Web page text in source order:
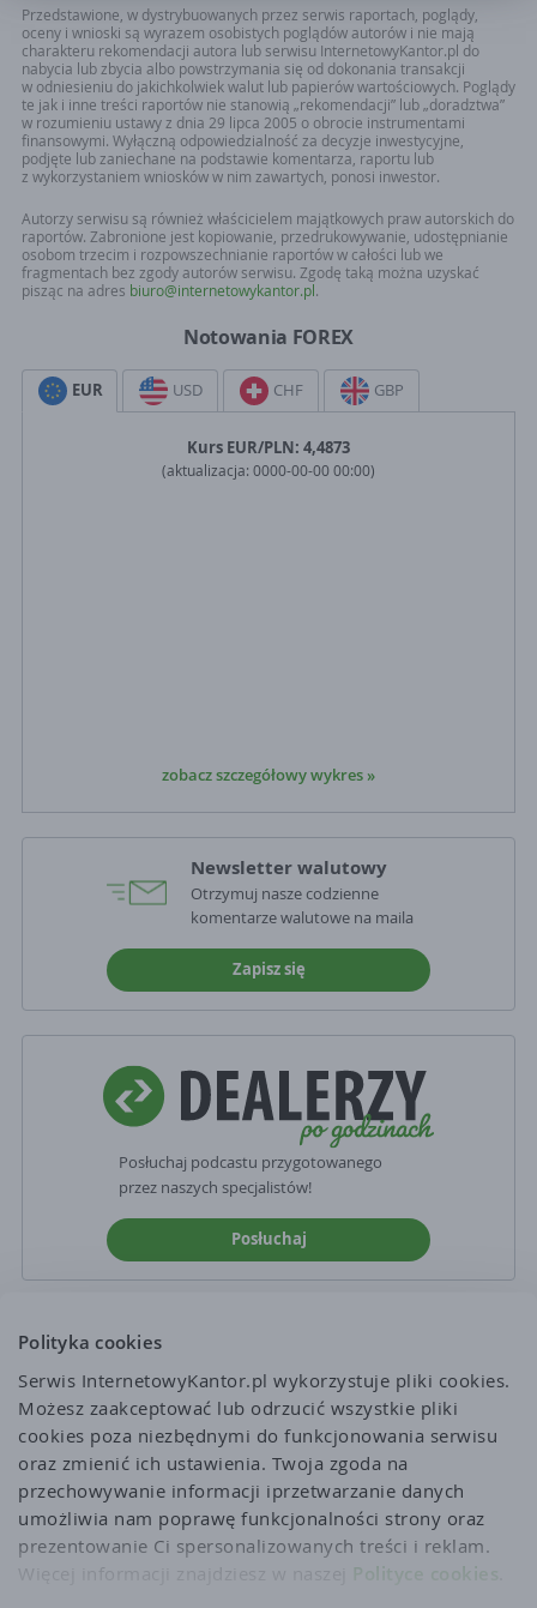
Polityka cookies
Serwis InternetowyKantor.pl wykorzystuje pliki cookies.
Możesz zaakceptować lub odrzucić wszystkie pliki
cookies poza niezbędnymi do funkcjonowania serwisu
oraz zmienić ich ustawienia. Twoja zgoda na
przechowywanie informacji iprzetwarzanie danych
umożliwia nam poprawę funkcjonalności strony oraz
prezentowanie Ci spersonalizowanych treści i reklam.
Więcej informacji znajdziesz w naszej
Polityce cookies
Przedstawione, w dystrybuowanych przez serwis raportach, poglądy,
oceny i wnioski są wyrazem osobistych poglądów autorów i nie mają
charakteru rekomendacji autora lub serwisu InternetowyKantor.pl do
nabycia lub zbycia albo powstrzymania się od dokonania transakcji
w odniesieniu do jakichkolwiek walut lub papierów wartościowych. Poglądy
te jak i inne treści raportów nie stanowią „rekomendacji” lub „doradztwa”
w rozumieniu ustawy z dnia 29 lipca 2005 o obrocie instrumentami
finansowymi. Wyłączną odpowiedzialność za decyzje inwestycyjne,
podjęte lub zaniechane na podstawie komentarza, raportu lub
z wykorzystaniem wniosków w nim zawartych, ponosi inwestor.
Autorzy serwisu są również właścicielem majątkowych praw autorskich do
raportów. Zabronione jest kopiowanie, przedrukowywanie, udostępnianie
osobom trzecim i rozpowszechnianie raportów w całości lub we
fragmentach bez zgody autorów serwisu. Zgodę taką można uzyskać
pisząc na adres biuro@internetowykantor.pl .
Notowania FOREX
EUR USD CHF GBP
Kurs EUR/PLN: 4,4873
(aktualizacja: 0000-00-00 00:00)
zobacz szczegółowy wykres »
Newsletter walutowy
Otrzymuj nasze codzienne
komentarze walutowe na maila
Zapisz się
Posłuchaj podcastu przygotowanego
przez naszych specjalistów!
Posłuchaj
w Poznaniu 61-754, ul. Szyperska 14, operator serwisu
InternetowyKantor.pl. Zgoda jest dobrowolna. Pamiętaj, ze w każdym
momencie mozższ odwołac zgodę. Twoje dane osobowe nie beda
przekazywane poza granice EOG ani udostępnianie organizacjom
miedzynarodowym.